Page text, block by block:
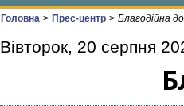
Головна > Прес-центр > Благодійна
Вівторок, 20 серпня